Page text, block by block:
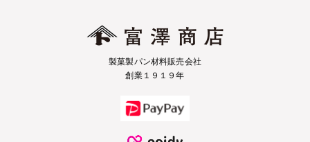
製菓製パン材料販売会社
創業１９１９年